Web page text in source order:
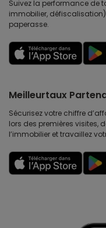
Suivez la performance de
immobilier,
paperasse.
Meilleurtaux
Sécurisez votre chiffre
lors des premières visites,
l’immobilier et travaillez